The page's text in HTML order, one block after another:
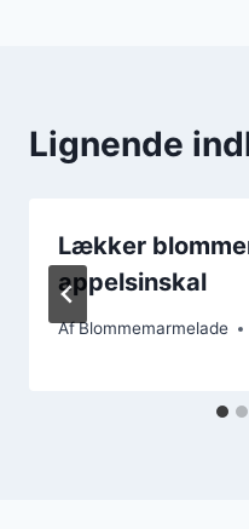
Lignende
Lækker
appelsinskal
AfBlommemarmelade